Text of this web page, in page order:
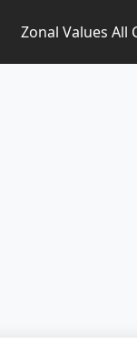
Zonal Values All